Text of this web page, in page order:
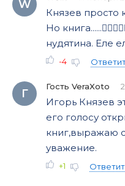
04_18_09_«YAblochko»
04_18_10_«YAblochko»
04_18_11_«YAblochko»
04_19_01_Derri-
05_19_01_Publichnaya
05_19_02_Publichnaya
05_19_03_Publichnaya
W
Князев просто
Но
нудятина. Еле
-4
Г
Гость VeraXoto
Игорь Князев
его голосу
книг,выражаю
уважение.
+1